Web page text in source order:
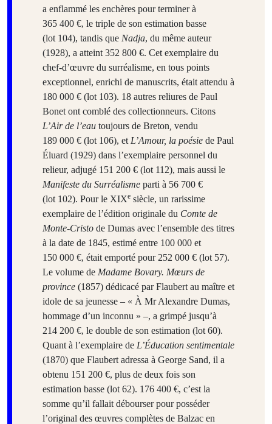
a enflammé les enchères pour terminer à
365 400 €, le triple de son estimation basse
(lot 104), tandis que Nadja, du même auteur
(1928), a atteint 352 800 €. Cet exemplaire du
chef-d’œuvre du surréalisme, en tous points
exceptionnel, enrichi de manuscrits, était attendu à
180 000 € (lot 103). 18 autres reliures de Paul
Bonet ont comblé des collectionneurs. Citons
L’Air de l’eau toujours de Breton vendu
189 000 € (lot 106), et L’Amour, la poésie de Paul
Éluard (1929) dans l’exemplaire personnel du
relieur, adjugé 151 200 € (lot 112), mais aussi le
Manifeste du Surréalisme parti à 56 700 €
(lot 102). Pour le XIXe siècle, un rarissime
exemplaire de l’édition originale du Comte de
Monte-Cristo de Dumas avec l’ensemble des titres
à la date de 1845, estimé entre 100 000 et
150 000 €, était emporté pour 252 000 € (lot 57).
Le volume de Madame Bovary. Mœurs de
province (1857) dédicacé par Flaubert au maître et
idole de sa jeunesse – « À Mr Alexandre Dumas,
hommage d’un inconnu » –, a grimpé jusqu’à
214 200 €, le double de son estimation (lot 60).
Quant à l’exemplaire de L’Éducation sentimentale
(1870) que Flaubert adressa à George Sand, il a
obtenu 151 200 €, plus de deux fois son
estimation basse (lot 62). 176 400 €, c’est la
somme qu’il fallait débourser pour posséder
l’original des œuvres complètes de Balzac en